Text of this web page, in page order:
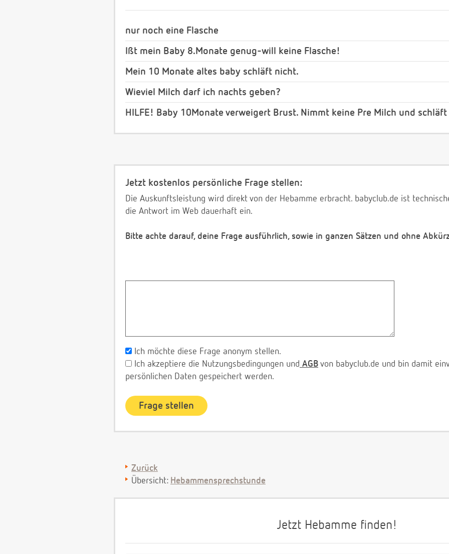
nur noch eine Flasche
Ißt mein Baby 8.Monate genug-will keine Flasche!
Mein 10 Monate altes baby schläft nicht.
Wieviel Milch darf ich nachts geben?
HILFE! Baby 10Monate verweigert Brust. Nimmt keine Pre Milch und
Jetzt kostenlos persönliche Frage stellen:
Die Auskunftsleistung wird direkt von der Hebamme erbracht. babyclub.de ist
die Antwort im Web dauerhaft ein.
Bitte achte darauf, deine Frage ausführlich, sowie in ganzen Sätzen und ohne
Ich möchte diese Frage anonym stellen.
Ich akzeptiere die Nutzungsbedingungen und AGB von babyclub.de und bin damit
persönlichen Daten gespeichert werden.
Zurück
Übersicht: Hebammensprechstunde
Jetzt Hebamme finden!